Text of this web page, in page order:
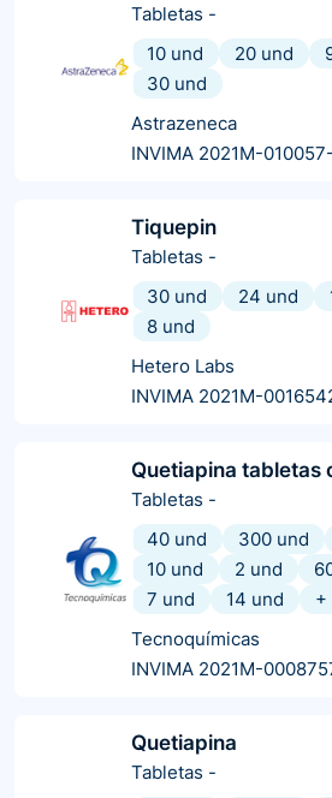
Tabletas -
10 und
20 und
30 und
Astrazeneca
INVIMA 2021M-
Tiquepin
Tabletas -
30 und
24 und
8 und
Hetero Labs
INVIMA 2021M-
Quetiapina tabletas
Tabletas -
40 und
300 und
10 und
2 und
7 und
14 und +
Tecnoquímicas
INVIMA 2021M-
Quetiapina
Tabletas -